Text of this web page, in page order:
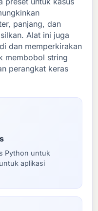
panjang, dan
Alat ini juga
dan memperkirakan
membobol string
perangkat keras
Python untuk
aplikasi